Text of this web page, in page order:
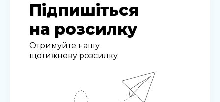
Підпишіться
на розсилку
Отримуйте нашу
щотижневу розсилку